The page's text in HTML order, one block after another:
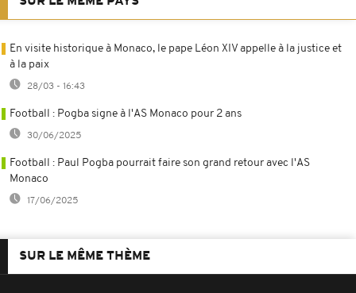
En visite historique à Monaco, le pape Léon XIV appelle à la justice et
à la paix
28/03 - 16:43
Football : Pogba signe à l'AS Monaco pour 2 ans
30/06/2025
Football : Paul Pogba pourrait faire son grand retour avec l'AS
Monaco
17/06/2025
SUR LE MÊME THÈME